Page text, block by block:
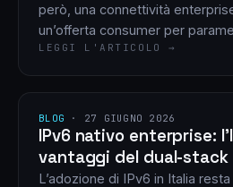
però, una connettività
un’offerta consumer per
LEGGI L'ARTICOLO →
BLOG · 27 GIUGNO 2026
IPv6 nativo enterprise:
vantaggi del dual-stack
L’adozione di IPv6 in Italia